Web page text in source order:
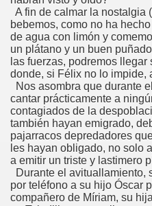
A fin de calmar la nostalgia
bebemos, como no ha
de agua con limón y
un plátano y un buen
las fuerzas, podremos
donde, si Félix no lo impide,
Nos asombra que durante
cantar prácticamente a
contagiados de la
también hayan emigrado,
pajarracos depredadores
les hayan obligado, no solo
a emitir un triste y lastimero
Durante el avituallamiento,
por teléfono a su hijo Óscar
compañero de Míriam, su